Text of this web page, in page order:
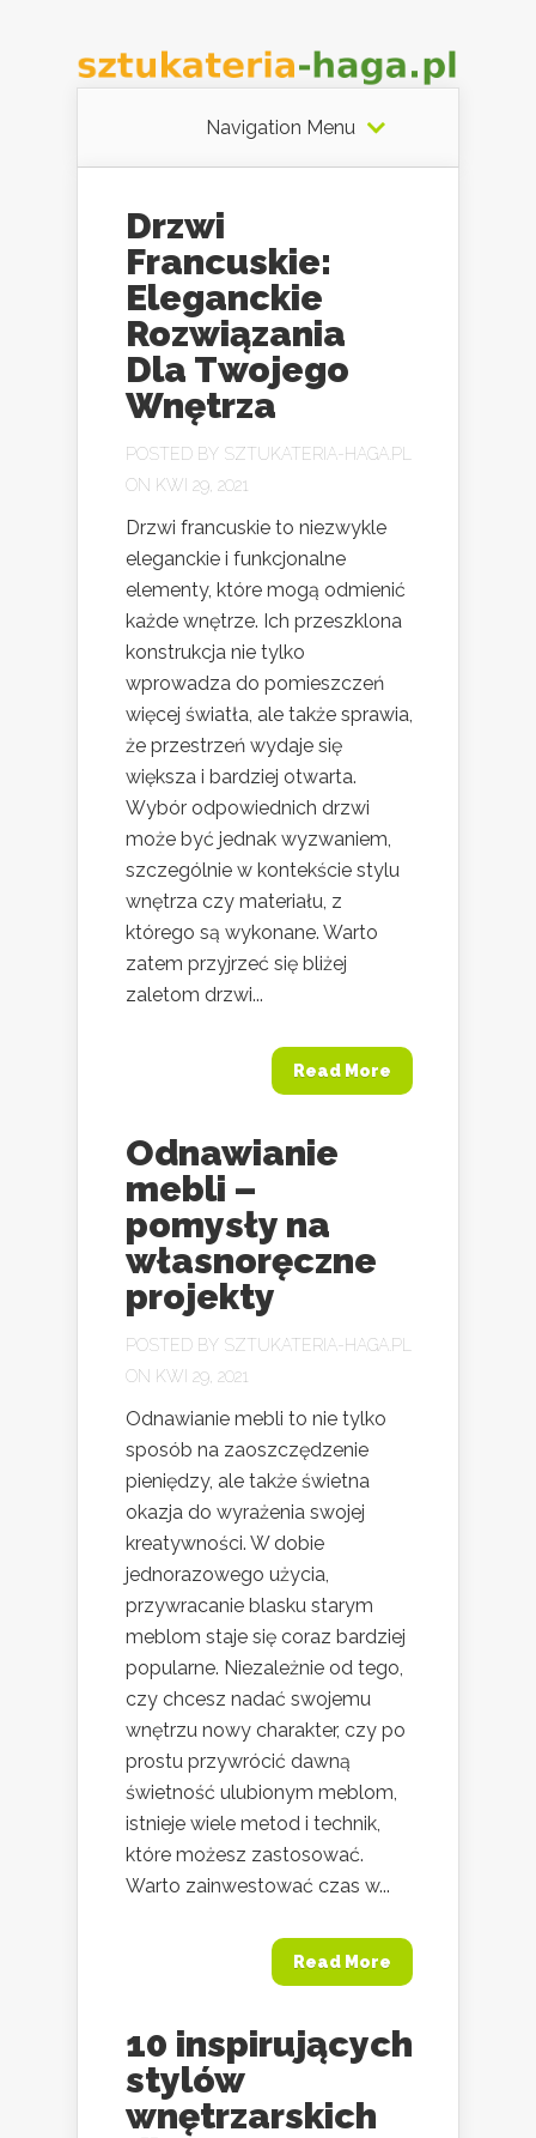
Navigation Menu
Drzwi
Francuskie:
Eleganckie
Rozwiązania
Dla Twojego
Wnętrza
POSTED BY SZTUKATERIA-HAGA.PL
ON KWI 29, 2021
Drzwi francuskie to niezwykle
eleganckie i funkcjonalne
elementy, które mogą odmienić
każde wnętrze. Ich przeszklona
konstrukcja nie tylko
wprowadza do pomieszczeń
więcej światła, ale także sprawia,
że przestrzeń wydaje się
większa i bardziej otwarta.
Wybór odpowiednich drzwi
może być jednak wyzwaniem,
szczególnie w kontekście stylu
wnętrza czy materiału, z
którego są wykonane. Warto
zatem przyjrzeć się bliżej
zaletom drzwi...
Read More
Odnawianie
mebli –
pomysły na
własnoręczne
projekty
POSTED BY SZTUKATERIA-HAGA.PL
ON KWI 29, 2021
Odnawianie mebli to nie tylko
sposób na zaoszczędzenie
pieniędzy, ale także świetna
okazja do wyrażenia swojej
kreatywności. W dobie
jednorazowego użycia,
przywracanie blasku starym
meblom staje się coraz bardziej
popularne. Niezależnie od tego,
czy chcesz nadać swojemu
wnętrzu nowy charakter, czy po
prostu przywrócić dawną
świetność ulubionym meblom,
istnieje wiele metod i technik,
które możesz zastosować.
Warto zainwestować czas w...
Read More
10 inspirujących
stylów
wnętrzarskich